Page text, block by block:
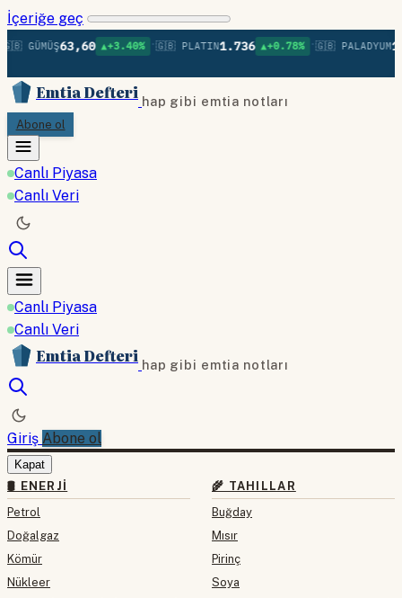
İçeriğe geç
GÜMÜŞ63,60 ▲+3.40% •🇬🇧 PLATIN1.736 ▲+0.78% •🇬🇧 PALADYUM
Emtia Defteri hap gibi emtia notları
Abone ol
Canlı Piyasa
Canlı Veri
Canlı Piyasa
Canlı Veri
Emtia Defteri hap gibi emtia notları
Giriş Abone ol
Kapat
🛢 ENERJI
Petrol
Doğalgaz
Kömür
Nükleer
🌾 TAHILLAR
Buğday
Mısır
Pirinç
Soya